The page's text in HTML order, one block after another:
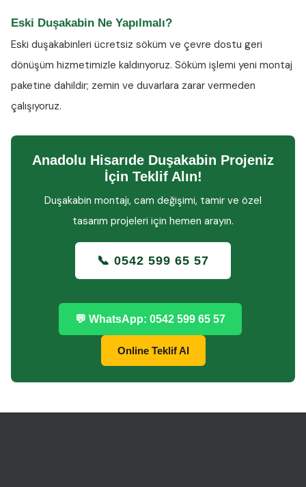
Eski Duşakabin Ne Yapılmalı?
Eski duşakabinleri ücretsiz söküm ve çevre dostu geri
dönüşüm hizmetimizle kaldırıyoruz. Söküm işlemi yeni montaj
paketine dahildir; zemin ve duvarlara zarar vermeden
çalışıyoruz.
Anadolu Hisarıde Duşakabin Projeniz
İçin Teklif Alın!
Duşakabin montajı, cam değişimi, tamir ve özel
tasarım projeleri için hemen arayın.
📞 0542 599 65 57
💬 WhatsApp: 0542 599 65 57
Online Teklif Al